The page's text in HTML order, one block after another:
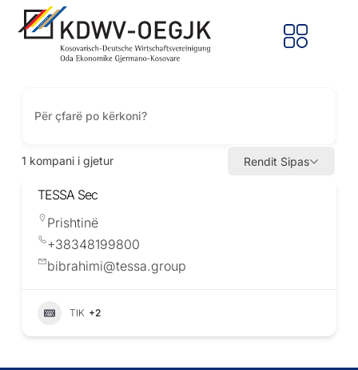
1 kompani i gjetur Rendit Sipas
TESSA Sec
Prishtinë
+38348199800
bibrahimi@tessa.group
TIK +2